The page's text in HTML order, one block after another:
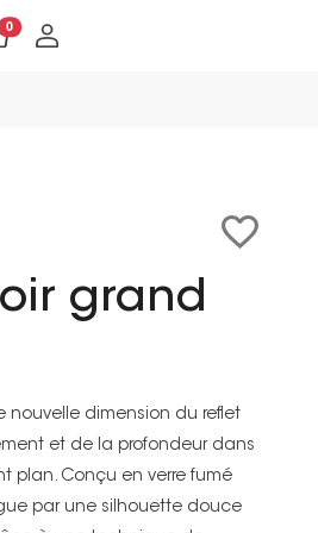
0
grand
nouvelle dimension du reflet
et de la profondeur dans
plan. Conçu en verre fumé
par une silhouette douce